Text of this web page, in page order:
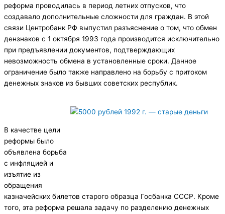
реформа проводилась в период летних отпусков, что
создавало дополнительные сложности для граждан. В этой
связи Центробанк РФ выпустил разъяснение о том, что обмен
дензнаков с 1 октября 1993 года производится исключительно
при предъявлении документов, подтверждающих
невозможность обмена в установленные сроки. Данное
ограничение было также направлено на борьбу с притоком
денежных знаков из бывших советских республик.
В качестве цели
реформы было
объявлена борьба
с инфляцией и
изъятие из
обращения
казначейских билетов старого образца Госбанка СССР. Кроме
того, эта реформа решала задачу по разделению денежных